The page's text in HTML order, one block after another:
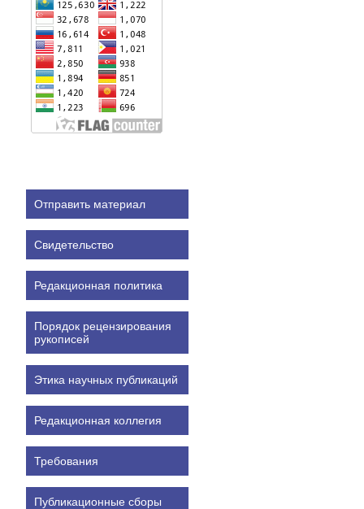
Отправить материал
Свидетельство
Редакционная политика
Порядок рецензирования
рукописей
Этика научных публикаций
Редакционная коллегия
Требования
Публикационные сборы